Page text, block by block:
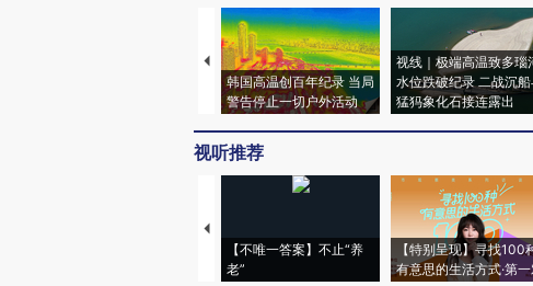
韩国高温创百年纪录 当局
警告停止一切户外活动
视线｜极端高温致多瑙
水位跌破纪录 二战沉
猛犸象化石接连露出
视听推荐
【不唯一答案】不止“养
老”
【特别呈现】寻找100
有意思的生活方式·第